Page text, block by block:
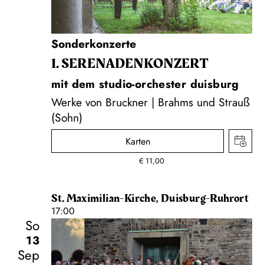
Sonderkonzerte
1. SERENADEN­KONZERT
mit dem studio-orchester duisburg
Werke von Bruckner | Brahms und Strauß
(Sohn)
Karten
€ 11,00
St. Maximilian-Kirche, Duisburg-Ruhrort
17:00
So
13
Sep